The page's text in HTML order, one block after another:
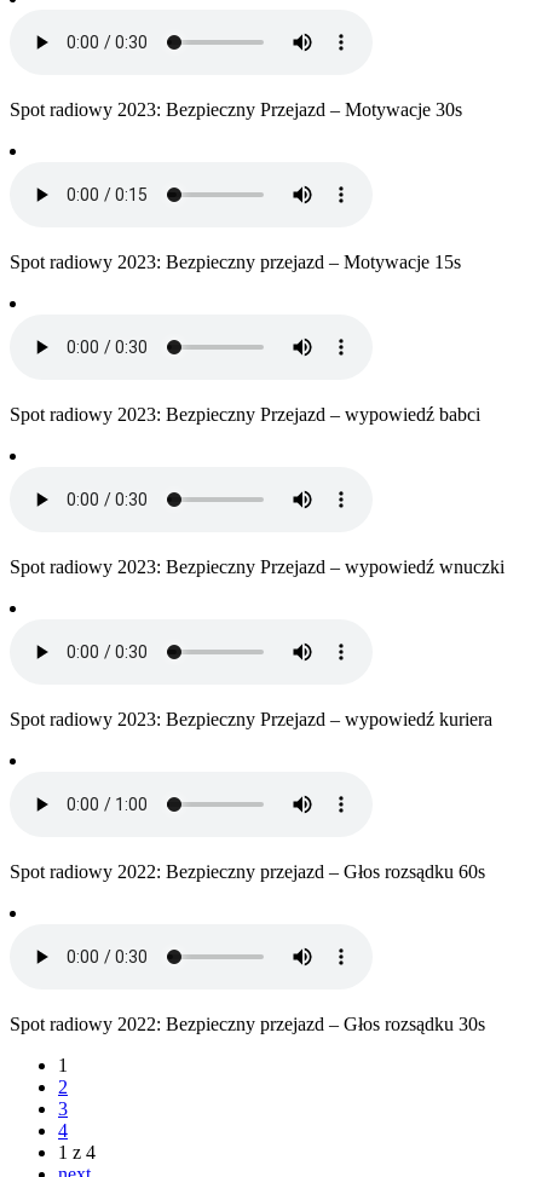
Spot radiowy 2023: Bezpieczny Przejazd – Motywacje 30s
Spot radiowy 2023: Bezpieczny przejazd – Motywacje 15s
Spot radiowy 2023: Bezpieczny Przejazd – wypowiedź babci
Spot radiowy 2023: Bezpieczny Przejazd – wypowiedź wnuczki
Spot radiowy 2023: Bezpieczny Przejazd – wypowiedź kuriera
Spot radiowy 2022: Bezpieczny przejazd – Głos rozsądku 60s
Spot radiowy 2022: Bezpieczny przejazd – Głos rozsądku 30s
1
2
3
4
1 z 4